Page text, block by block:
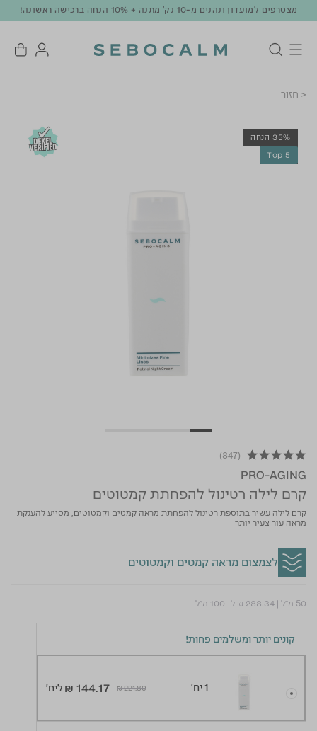
מצטרפים למועדון ונהנים מ-10 נק' מתנה + 10% הנחה ברכישה ראשונה!
< חזור
Top 5
35% הנחה
4.8 star rating
(847)
PRO-AGING
קרם לילה רטינול להפחתת קמטוטים
קרם לילה עשיר בתוספת רטינול להפחתת מראה קמטים וקמטוטים, מסייע להענקת
מראה עור צעיר יותר
לצמצום מראה קמטים וקמטוטים
50 מ"ל ₪ 288.34 ל- 100 מ"ל
קונים יותר ומשלמים פחות!
1 יח' ליח' ₪ 144.17 Price reduced from
₪ 221.80to